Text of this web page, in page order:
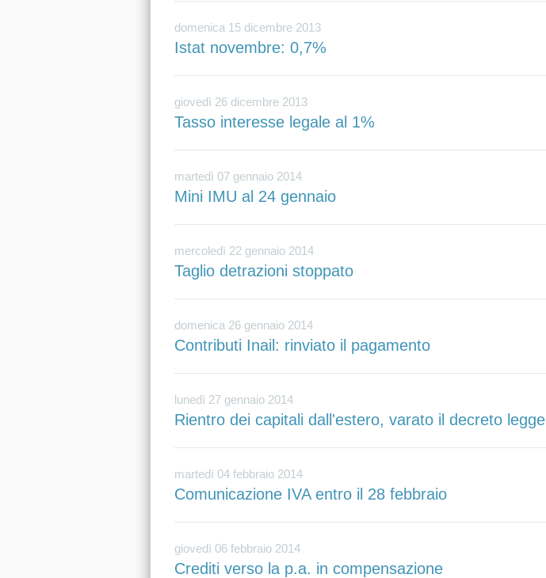
domenica 15 dicembre 2013
Istat novembre: 0,7%
giovedì 26 dicembre 2013
Tasso interesse legale al 1%
martedì 07 gennaio 2014
Mini IMU al 24 gennaio
mercoledì 22 gennaio 2014
Taglio detrazioni stoppato
domenica 26 gennaio 2014
Contributi Inail: rinviato il pagamento
lunedì 27 gennaio 2014
Rientro dei capitali dall'estero, varato il decreto legge
martedì 04 febbraio 2014
Comunicazione IVA entro il 28 febbraio
giovedì 06 febbraio 2014
Crediti verso la p.a. in compensazione